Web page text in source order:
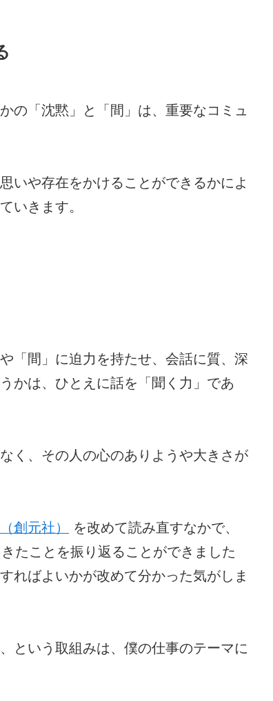
の「沈黙」と「間」は、重要なコミュ
いや存在をかけることができるかによ
いきます。
「間」に迫力を持たせ、会話に質、深
かは、ひとえに話を「聞く力」であ
く、その人の心のありようや大きさが
創元社）
を改めて読み直すなかで、
たことを振り返ることができました
ればよいかが改めて分かった気がしま
という取組みは、僕の仕事のテーマに